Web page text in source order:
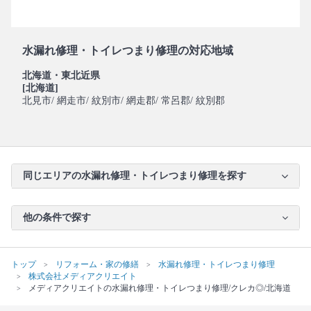
水漏れ修理・トイレつまり修理の対応地域
北海道・東北近県
[北海道]
北見市/ 網走市/ 紋別市/ 網走郡/ 常呂郡/ 紋別郡
同じエリアの水漏れ修理・トイレつまり修理を探す
他の条件で探す
トップ リフォーム・家の修繕
水漏れ修理・トイレつまり修理
株式会社メディアクリエイト
メディアクリエイトの水漏れ修理・トイレつまり修理/クレカ◎/北海道